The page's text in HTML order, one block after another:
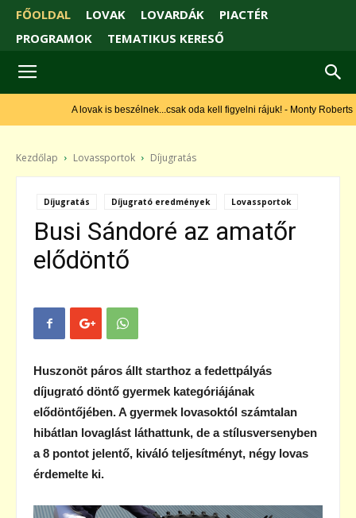
FŐOLDAL LOVAK LOVARDÁK
PIACTÉR
PROGRAMOK
TEMATIKUS KERESŐ
A lovak is beszélnek...csak oda kell figyelni rájuk! - Monty Roberts
Kezdőlap Lovassportok Díjugratás
Díjugratás Díjugrató eredmények Lovassportok
Busi Sándoré az amatőr
elődöntő
Huszonöt páros állt starthoz a fedettpályás
díjugrató döntő gyermek kategóriájának
elődöntőjében. A gyermek lovasoktól számtalan
hibátlan lovaglást láthattunk, de a stílusversenyben
a 8 pontot jelentő, kiváló teljesítményt, négy lovas
érdemelte ki.